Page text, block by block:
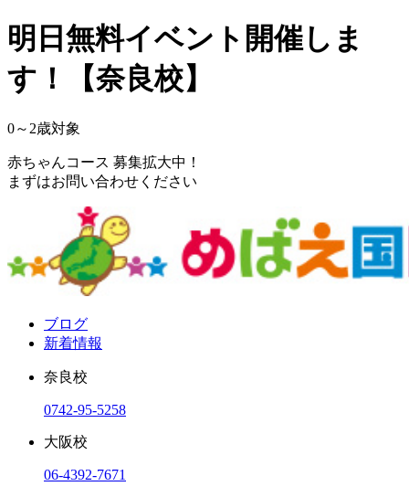
明日無料イベント開催しま
す！【奈良校】
0～2歳対象
赤ちゃんコース 募集拡大中！
まずはお問い合わせください
ブログ
新着情報
奈良校
0742-95-5258
大阪校
06-4392-7671